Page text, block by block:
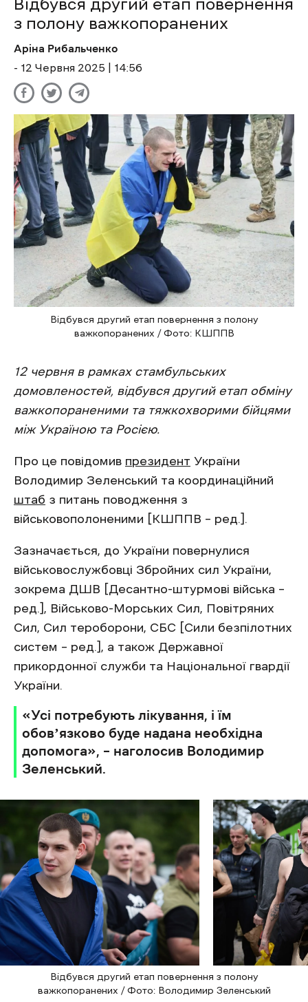
Відбувся другий етап повернення
з полону важкопоранених
Аріна Рибальченко
- 12 Червня 2025 | 14:56
Відбувся другий етап повернення з полону
важкопоранених / Фото: КШППВ
12 червня в рамках стамбульських
домовленостей, відбувся другий етап обміну
важкопораненими та тяжкохворими бійцями
між Україною та Росією.
Про це повідомив президент України
Володимир Зеленський та координаційний
штаб з питань поводження з
військовополоненими [КШППВ – ред.].
Зазначається, до України повернулися
військовослужбовці Збройних сил України,
зокрема ДШВ [Десантно-штурмові війська –
ред.], Військово-Морських Сил, Повітряних
Сил, Сил тероборони, СБС [Сили безпілотних
систем – ред.], а також Державної
прикордонної служби та Національної гвардії
України.
«Усі потребують лікування, і їм
обовʼязково буде надана необхідна
допомога», – наголосив Володимир
Зеленський.
Відбувся другий етап повернення з полону
важкопоранених / Фото: Володимир Зеленський